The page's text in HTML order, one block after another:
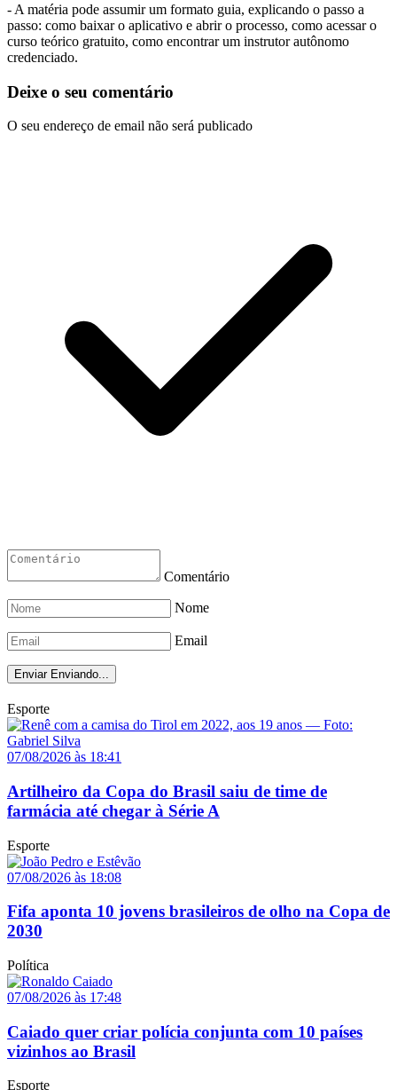
- A matéria pode assumir um formato guia, explicando o passo a
passo: como baixar o aplicativo e abrir o processo, como acessar o
curso teórico gratuito, como encontrar um instrutor autônomo
credenciado.
Deixe o seu comentário
O seu endereço de email não será publicado
Comentário
Nome
Email
Enviar Enviando...
Esporte
07/08/2026 às 18:41
Artilheiro da Copa do Brasil saiu de time de
farmácia até chegar à Série A
Esporte
07/08/2026 às 18:08
Fifa aponta 10 jovens brasileiros de olho na Copa de
2030
Política
07/08/2026 às 17:48
Caiado quer criar polícia conjunta com 10 países
vizinhos ao Brasil
Esporte